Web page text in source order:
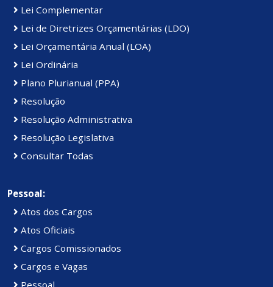
Lei Complementar
Lei de Diretrizes Orçamentárias (LDO)
Lei Orçamentária Anual (LOA)
Lei Ordinária
Plano Plurianual (PPA)
Resolução
Resolução Administrativa
Resolução Legislativa
Consultar Todas
Pessoal:
Atos dos Cargos
Atos Oficiais
Cargos Comissionados
Cargos e Vagas
Pessoal